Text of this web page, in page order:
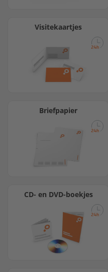
Visitekaartjes
Briefpapier
CD- en DVD-boekjes